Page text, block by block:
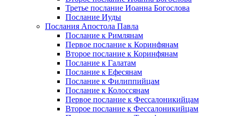
Третье послание Иоанна Богослова
Послание Иуды
Послания Апостола Павла
Послание к Римлянам
Первое послание к Коринфянам
Второе послание к Коринфянам
Послание к Галатам
Послание к Ефесянам
Послание к Филиппийцам
Послание к Колоссянам
Первое послание к Фессалоникийцам
Второе послание к Фессалоникийцам